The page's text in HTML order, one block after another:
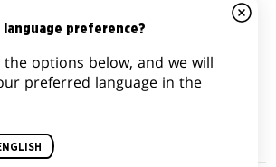
PART 3
18
language preference?
options below, and we will
preferred language in the